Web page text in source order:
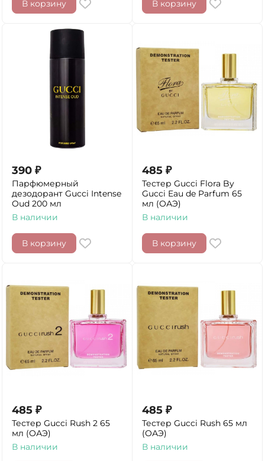
В корзину В корзину
390 ₽
Парфюмерный
дезодорант Gucci Intense
Oud 200 мл
В наличии
В корзину
485 ₽
Тестер Gucci Flora By
Gucci Eau de Parfum 65
мл (ОАЭ)
В наличии
В корзину
485 ₽
Тестер Gucci Rush 2 65
мл (ОАЭ)
В наличии
485 ₽
Тестер Gucci Rush 65 мл
(ОАЭ)
В наличии